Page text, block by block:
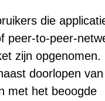
die
peer-to-peer-
zijn opgenomen.
doorlopen
met het beoogde